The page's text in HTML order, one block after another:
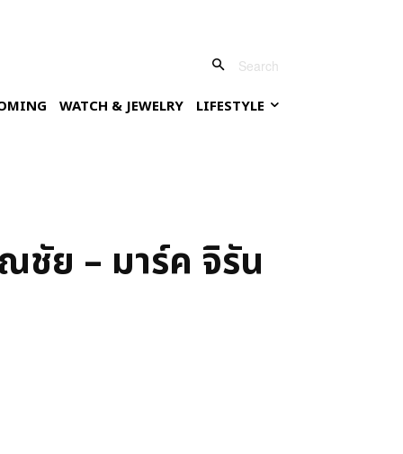
Search
WATCH & JEWELRY LIFESTYLE
ชัย – มาร์ค จิรัน